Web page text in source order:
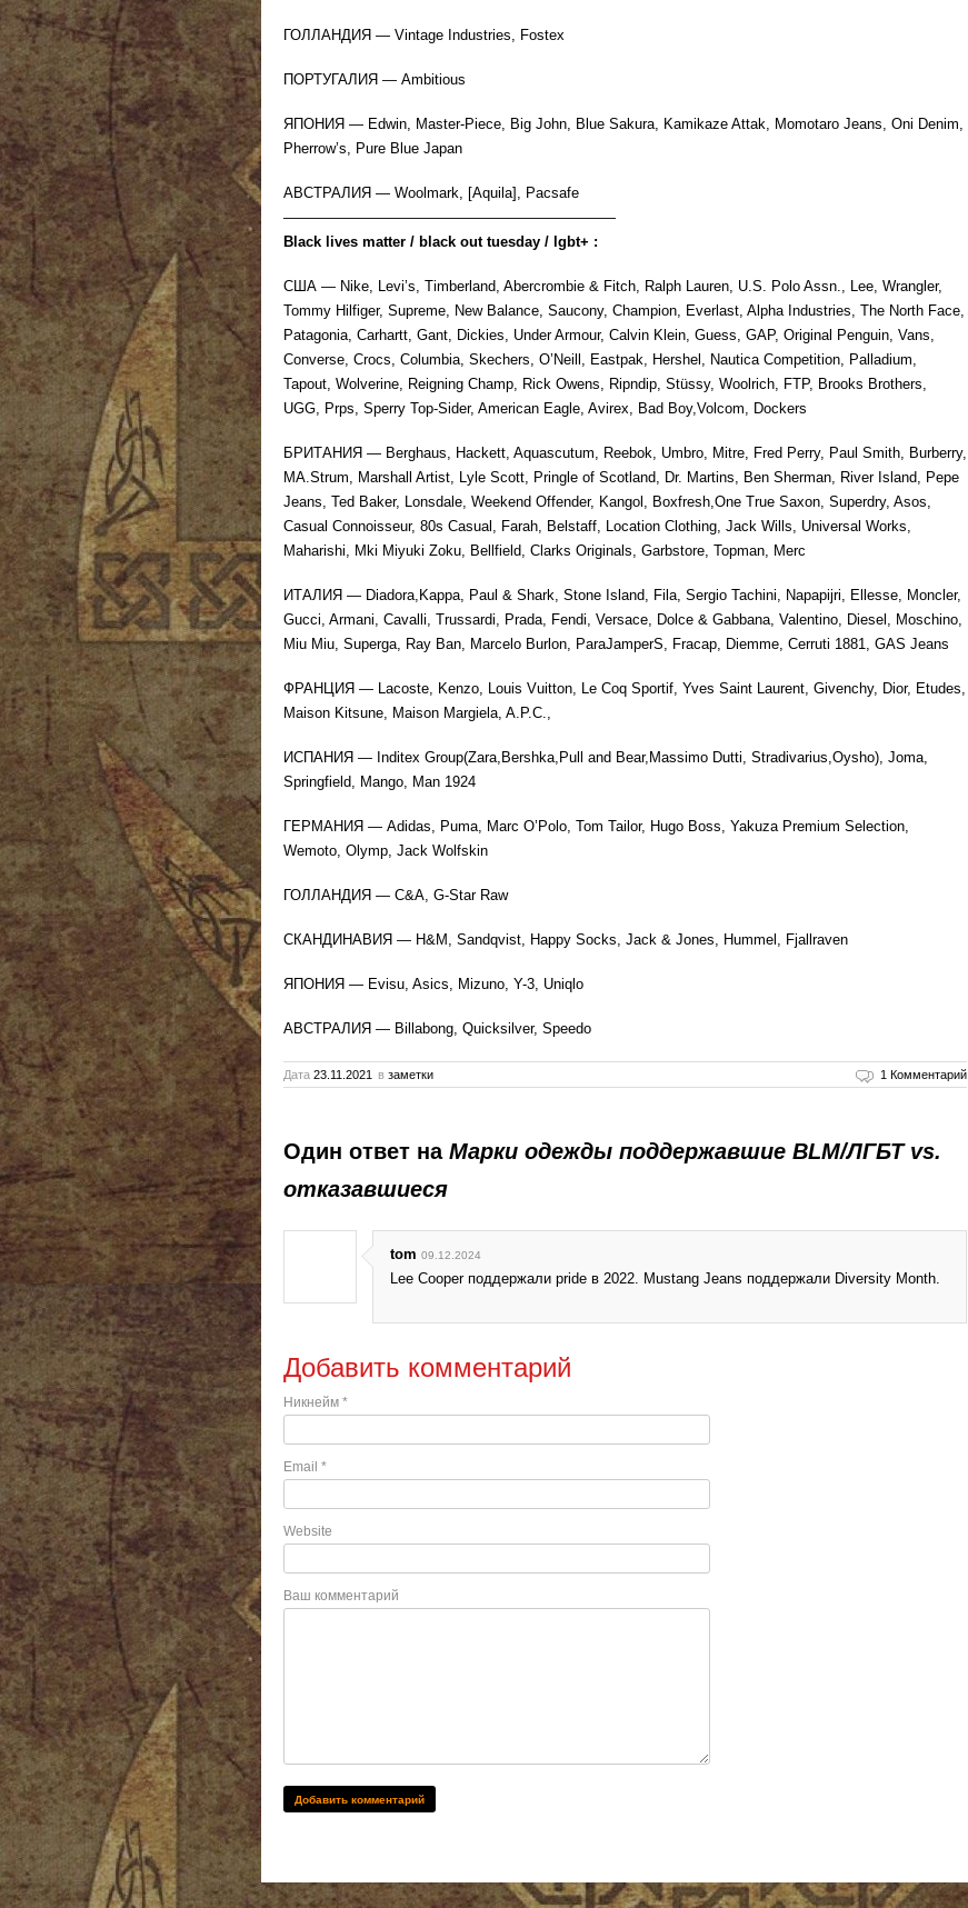
ГОЛЛАНДИЯ — Vintage Industries, Fostex
ПОРТУГАЛИЯ — Ambitious
ЯПОНИЯ — Edwin, Master-Piece, Big John, Blue Sakura, Kamikaze Attak, Momotaro Jeans, Oni Denim,
Pherrow’s, Pure Blue Japan
АВСТРАЛИЯ — Woolmark, [Aquila], Pacsafe
———————————————————————
Black lives matter / black out tuesday / lgbt+ :
США — Nike, Levi’s, Timberland, Abercrombie & Fitch, Ralph Lauren, U.S. Polo Assn., Lee, Wrangler,
Tommy Hilfiger, Supreme, New Balance, Saucony, Champion, Everlast, Alpha Industries, The North Face,
Patagonia, Carhartt, Gant, Dickies, Under Armour, Calvin Klein, Guess, GAP, Original Penguin, Vans,
Converse, Crocs, Columbia, Skechers, O’Neill, Eastpak, Hershel, Nautica Competition, Palladium,
Tapout, Wolverine, Reigning Champ, Rick Owens, Ripndip, Stüssy, Woolrich, FTP, Brooks Brothers,
UGG, Prps, Sperry Top-Sider, American Eagle, Avirex, Bad Boy,Volcom, Dockers
БРИТАНИЯ — Berghaus, Hackett, Aquascutum, Reebok, Umbro, Mitre, Fred Perry, Paul Smith, Burberry,
MA.Strum, Marshall Artist, Lyle Scott, Pringle of Scotland, Dr. Martins, Ben Sherman, River Island, Pepe
Jeans, Ted Baker, Lonsdale, Weekend Offender, Kangol, Boxfresh,One True Saxon, Superdry, Asos,
Casual Connoisseur, 80s Casual, Farah, Belstaff, Location Clothing, Jack Wills, Universal Works,
Maharishi, Mki Miyuki Zoku, Bellfield, Clarks Originals, Garbstore, Topman, Merc
ИТАЛИЯ — Diadora,Kappa, Paul & Shark, Stone Island, Fila, Sergio Tachini, Napapijri, Ellesse, Moncler,
Gucci, Armani, Cavalli, Trussardi, Prada, Fendi, Versace, Dolce & Gabbana, Valentino, Diesel, Moschino,
Miu Miu, Superga, Ray Ban, Marcelo Burlon, ParaJamperS, Fracap, Diemme, Cerruti 1881, GAS Jeans
ФРАНЦИЯ — Lacoste, Kenzo, Louis Vuitton, Le Coq Sportif, Yves Saint Laurent, Givenchy, Dior, Etudes,
Maison Kitsune, Maison Margiela, A.P.C.,
ИСПАНИЯ — Inditex Group(Zara,Bershka,Pull and Bear,Massimo Dutti, Stradivarius,Oysho), Joma,
Springfield, Mango, Man 1924
ГЕРМАНИЯ — Adidas, Puma, Marc O’Polo, Tom Tailor, Hugo Boss, Yakuza Premium Selection,
Wemoto, Olymp, Jack Wolfskin
ГОЛЛАНДИЯ — C&A, G-Star Raw
СКАНДИНАВИЯ — H&M, Sandqvist, Happy Socks, Jack & Jones, Hummel, Fjallraven
ЯПОНИЯ — Evisu, Asics, Mizuno, Y-3, Uniqlo
АВСТРАЛИЯ — Billabong, Quicksilver, Speedo
Дата 23.11.2021 в заметки 1 Комментарий
Один ответ на Марки одежды поддержавшие BLM/ЛГБТ vs.
отказавшиеся
tom 09.12.2024
Lee Cooper поддержали pride в 2022. Mustang Jeans поддержали Diversity Month.
Добавить комментарий
Никнейм *
Email *
Website
Ваш комментарий